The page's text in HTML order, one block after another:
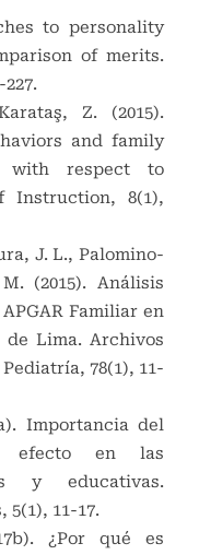
to personality
of merits.
Z. (2015).
and family
with respect to
Instruction, 8(1),
J. L., Palomino-
(2015). Análisis
Familiar en
de Lima. Archivos
78(1), 11-
Importancia del
efecto en las
y educativas.
11-17.
¿Por qué es